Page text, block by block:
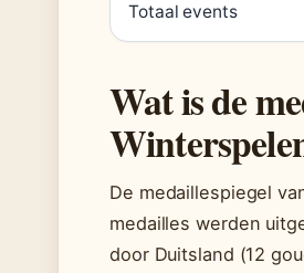
Totaal events
Wat is de
De medaillespiegel
medailles werden
door Duitsland (12